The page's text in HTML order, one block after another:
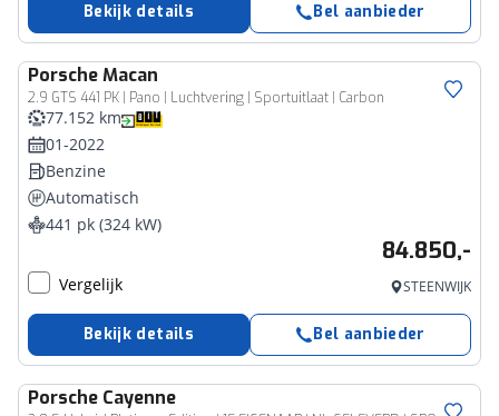
Bekijk details Bel aanbieder
PorscheMacan
2.9 GTS 441 PK | Pano | Luchtvering | Sportuitlaat | Carbon
77.152 km
01-2022
Benzine
Automatisch
441 pk (324 kW)
84.850,-
Vergelijk STEENWIJK
Bekijk details Bel aanbieder
Porsche Cayenne